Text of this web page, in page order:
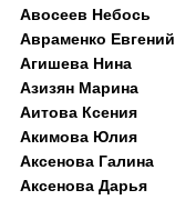
Авосеев Небось
Авраменко Евгений
Агишева Нина
Азизян Марина
Аитова Ксения
Акимова Юлия
Аксенова Галина
Аксенова Дарья